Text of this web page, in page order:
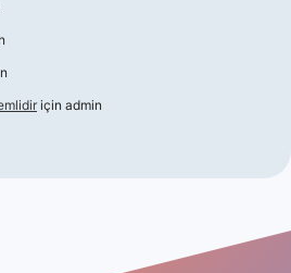
için admin